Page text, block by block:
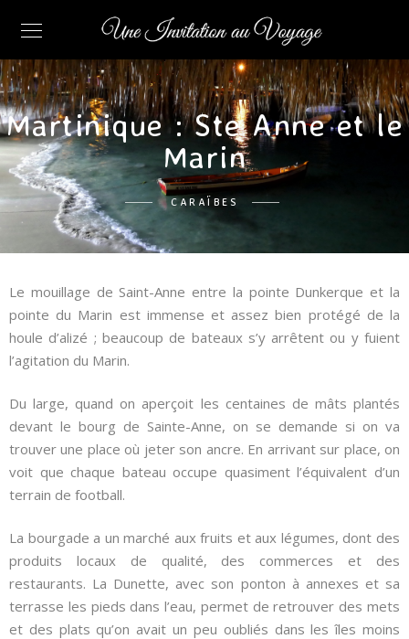
Martinique : Ste Anne et le
Marin
CARAÏBES
Le mouillage de Saint-Anne entre la pointe Dunkerque et la
pointe du Marin est immense et assez bien protégé de la
houle d’alizé ; beaucoup de bateaux s’y arrêtent ou y fuient
l’agitation du Marin.
Du large, quand on aperçoit les centaines de mâts plantés
devant le bourg de Sainte-Anne, on se demande si on va
trouver une place où jeter son ancre. En arrivant sur place, on
voit que chaque bateau occupe quasiment l’équivalent d’un
terrain de football.
La bourgade a un marché aux fruits et aux légumes, dont des
produits locaux de qualité, des commerces et des
restaurants. La Dunette, avec son ponton à annexes et sa
terrasse les pieds dans l’eau, permet de retrouver des mets
et des plats qu’on avait un peu oubliés dans les îles moins